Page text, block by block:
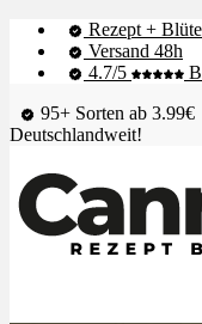
Rezept +
Versand 48h
4.7/5
95+ Sorten ab 3.99€
Deutschlandweit!